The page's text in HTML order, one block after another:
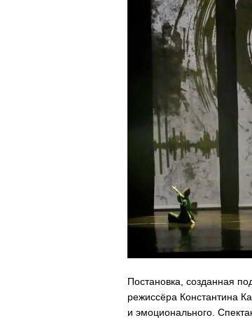
Постановка, созданная
режиссёра Константина
и эмоционального.